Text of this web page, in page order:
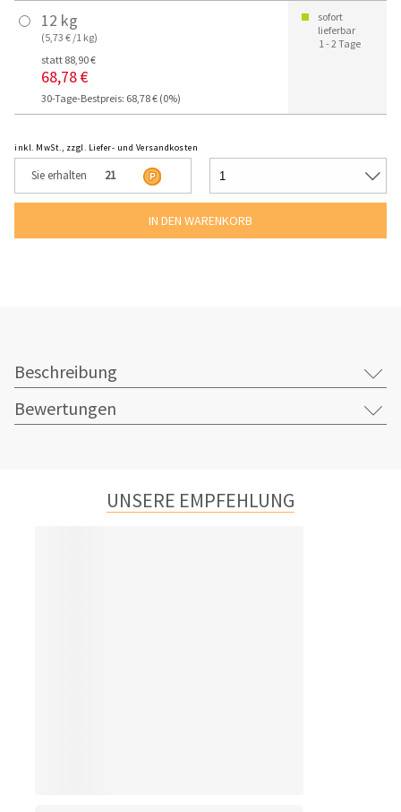
12 kg
(5,73 € /1 kg)
statt 88,90 €
68,78 €
30-Tage-Bestpreis: 68,78 € (0%)
sofort
lieferbar
1 - 2 Tage
inkl. MwSt., zzgl. Liefer- und Versandkosten
Sie erhalten 21
Beschreibung
Bewertungen
UNSERE EMPFEHLUNG